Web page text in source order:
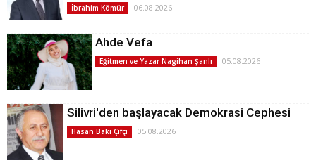
İbrahim Kömür 06.08.2026
Ahde Vefa
Eğitmen ve Yazar Nagihan Şanlı 05.08.2026
Silivri'den başlayacak Demokrasi Cephesi
Hasan Baki Çifçi 05.08.2026